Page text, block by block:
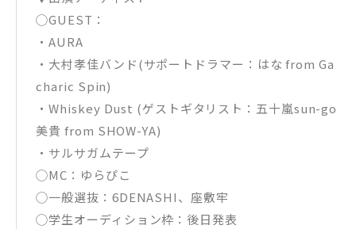
◯GUEST：
・AURA
・大村孝佳バンド(サポートドラマー：はな from Ga
charic Spin)
・Whiskey Dust (ゲストギタリスト：五十嵐sun-go
美貴 from SHOW-YA)
・サルサガムテープ
◯MC：ゆらぴこ
◯一般選抜：6DENASHI、座敷牢
◯学生オーディション枠：後日発表